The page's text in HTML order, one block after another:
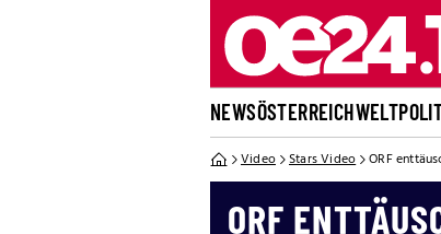
NEWSÖSTERREICHWELT
Video Stars Video ORF
ORF